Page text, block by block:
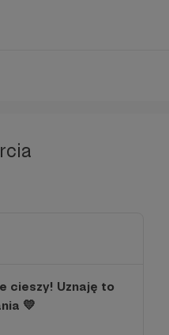
cieszy! Uznaję to
💛